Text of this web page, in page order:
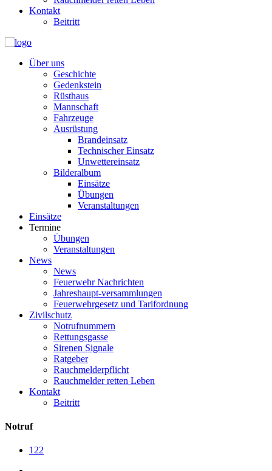
Kontakt
Beitritt
Über uns
Geschichte
Gedenkstein
Rüsthaus
Mannschaft
Fahrzeuge
Ausrüstung
Brandeinsatz
Technischer Einsatz
Unwettereinsatz
Bilderalbum
Einsätze
Übungen
Veranstaltungen
Einsätze
Termine
Übungen
Veranstaltungen
News
News
Feuerwehr Nachrichten
Jahreshaupt-versammlungen
Feuerwehrgesetz und Tarifordnung
Zivilschutz
Notrufnummern
Rettungsgasse
Sirenen Signale
Ratgeber
Rauchmelderpflicht
Rauchmelder retten Leben
Kontakt
Beitritt
Notruf
122